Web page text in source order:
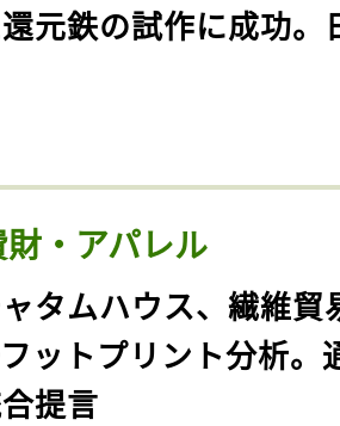
元鉄の試作に成功。
・アパレル
ャタムハウス、繊維貿
ットプリント分析。
提言